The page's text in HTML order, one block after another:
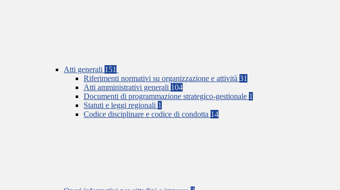
Atti generali 151
Riferimenti normativi su organizzazione e attività 31
Atti amministrativi generali 104
Documenti di programmazione strategico-gestionale 1
Statuti e leggi regionali 1
Codice disciplinare e codice di condotta 14